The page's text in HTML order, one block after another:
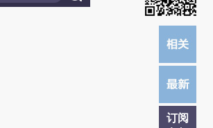
订阅